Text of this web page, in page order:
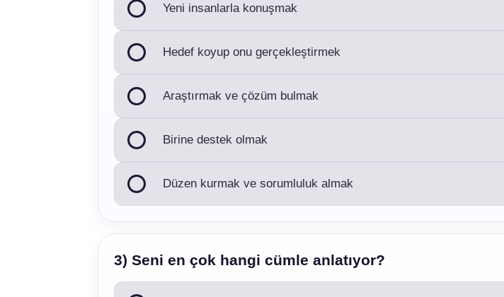
Yeni insanlarla konuşmak
Hedef koyup onu gerçekleştirmek
Araştırmak ve çözüm bulmak
Birine destek olmak
Düzen kurmak ve sorumluluk almak
3) Seni en çok hangi cümle anlatıyor?